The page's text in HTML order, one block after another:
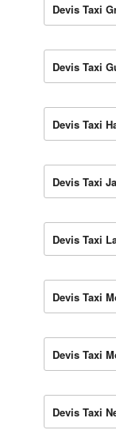
Devis Taxi
Devis Taxi
Devis Taxi
Devis Taxi
Devis Taxi
Devis Taxi
Devis Taxi
Devis Taxi